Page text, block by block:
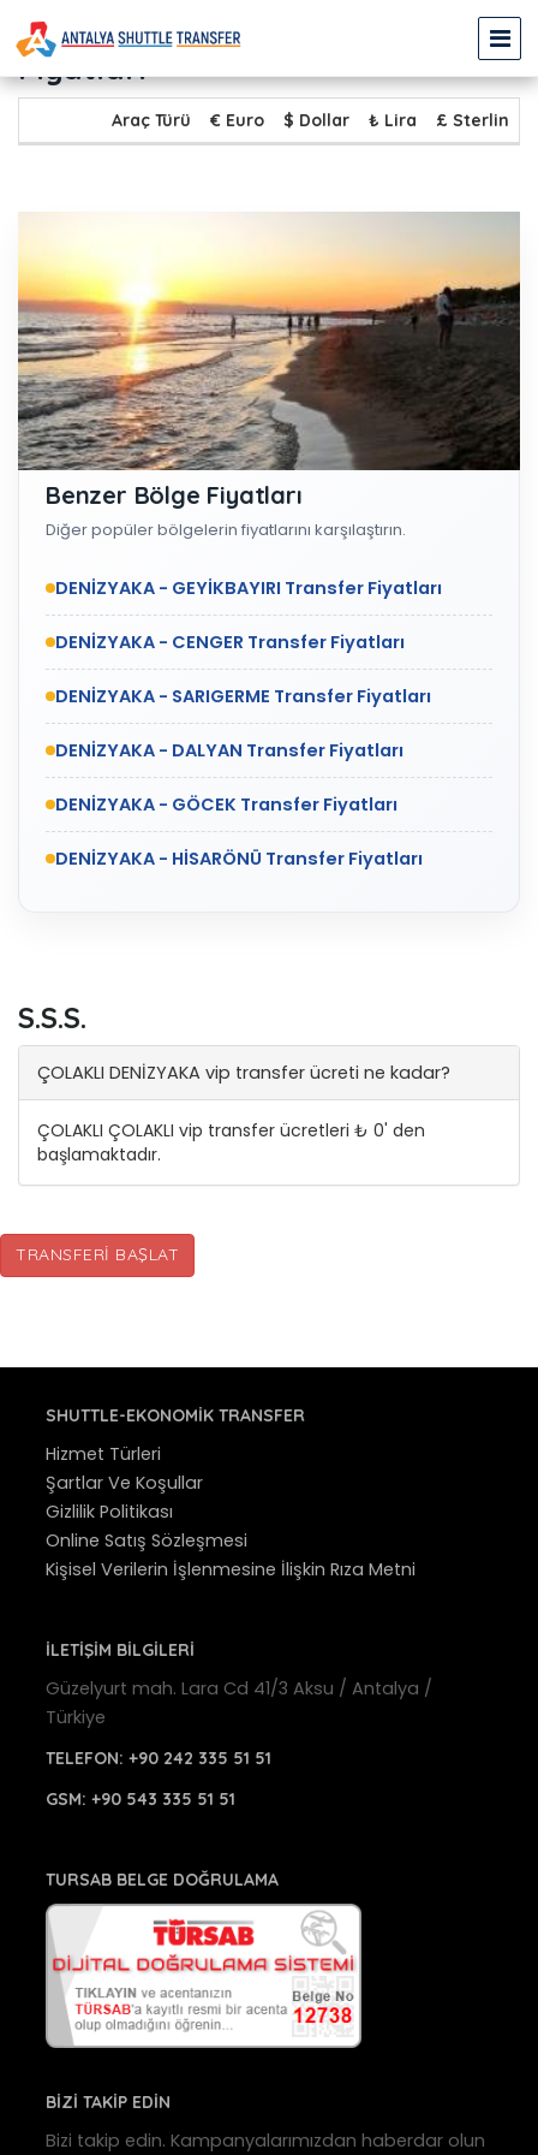
DENİZYAKA - ÇOLAKLI Transfer
Fiyatları
Araç Türü € Euro $ Dollar ₺ Lira £ Sterlin
Benzer Bölge Fiyatları
Diğer popüler bölgelerin fiyatlarını karşılaştırın.
DENİZYAKA - GEYİKBAYIRI Transfer Fiyatları
DENİZYAKA - CENGER Transfer Fiyatları
DENİZYAKA - SARIGERME Transfer Fiyatları
DENİZYAKA - DALYAN Transfer Fiyatları
DENİZYAKA - GÖCEK Transfer Fiyatları
DENİZYAKA - HİSARÖNÜ Transfer Fiyatları
S.S.S.
ÇOLAKLI DENİZYAKA vip transfer ücreti ne kadar?
ÇOLAKLI ÇOLAKLI vip transfer ücretleri ₺ 0' den
başlamaktadır.
TRANSFERI BAŞLAT
SHUTTLE-EKONOMIK TRANSFER
Hizmet Türleri
Şartlar Ve Koşullar
Gizlilik Politikası
Online Satış Sözleşmesi
Kişisel Verilerin İşlenmesine İlişkin Rıza Metni
İLETİŞİM BİLGİLERİ
Güzelyurt mah. Lara Cd 41/3 Aksu / Antalya /
Türkiye
TELEFON: +90 242 335 51 51
GSM: +90 543 335 51 51
TURSAB BELGE DOĞRULAMA
BİZİ TAKİP EDİN
Bizi takip edin. Kampanyalarımızdan haberdar olun